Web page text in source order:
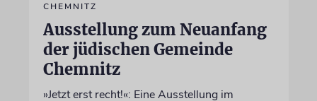
CHEMNITZ
Ausstellung zum Neuanfang
der jüdischen Gemeinde
Chemnitz
»Jetzt erst recht!«: Eine Ausstellung im